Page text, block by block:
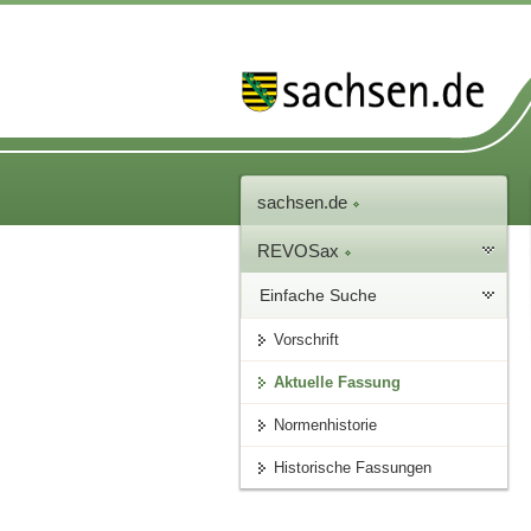
sachsen.de
REVOSax
Einfache Suche
Vorschrift
Aktuelle Fassung
Normenhistorie
Historische Fassungen